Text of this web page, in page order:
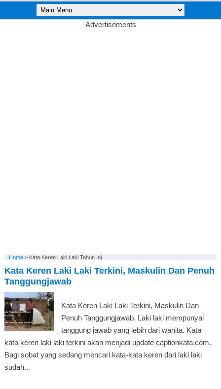
Advertisements
Home> Kata Keren Laki Laki Tahun Ini
Kata Keren Laki Laki Terkini, Maskulin Dan Penuh
Tanggungjawab
Kata Keren Laki Laki Terkini, Maskulin Dan
Penuh Tanggungjawab. Laki laki mempunyai
tanggung jawab yang lebih dari wanita. Kata
kata keren laki laki terkini akan menjadi update captionkata.com.
Bagi sobat yang sedang mencari kata-kata keren dari laki laki
sudah...